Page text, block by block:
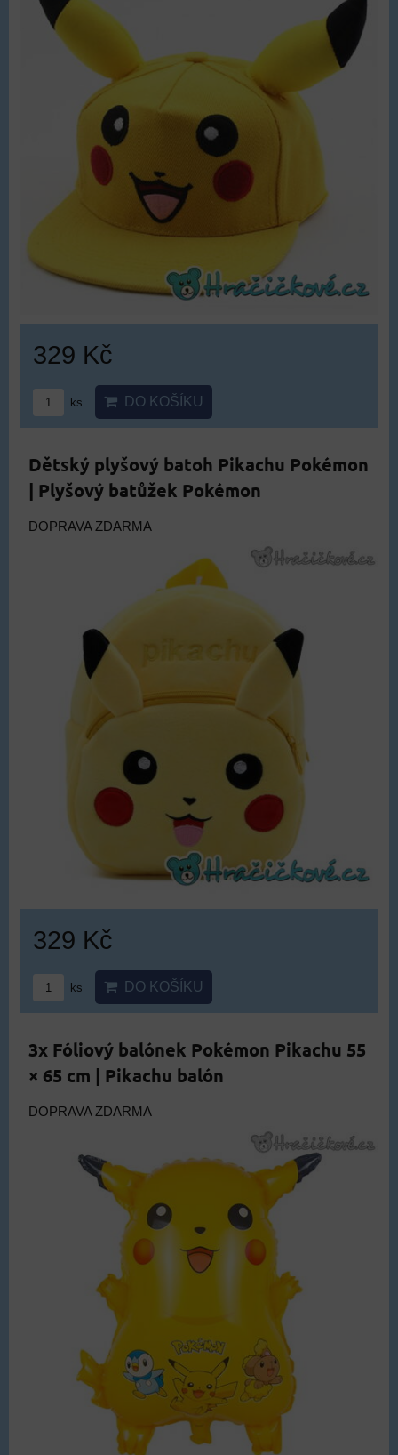
329 Kč
ks DO KOŠÍKU
Dětský plyšový batoh Pikachu Pokémon
| Plyšový batůžek Pokémon
DOPRAVA ZDARMA
329 Kč
ks DO KOŠÍKU
3x Fóliový balónek Pokémon Pikachu 55
× 65 cm | Pikachu balón
DOPRAVA ZDARMA